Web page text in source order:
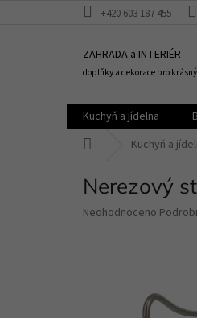
+420 603 187 455
ZAHRADA a INTERIÉR
doplňky a dekorace pro
Kuchyň a jídelna
Kuchyň a
Nerezový
Průměrné
Neohodnoceno